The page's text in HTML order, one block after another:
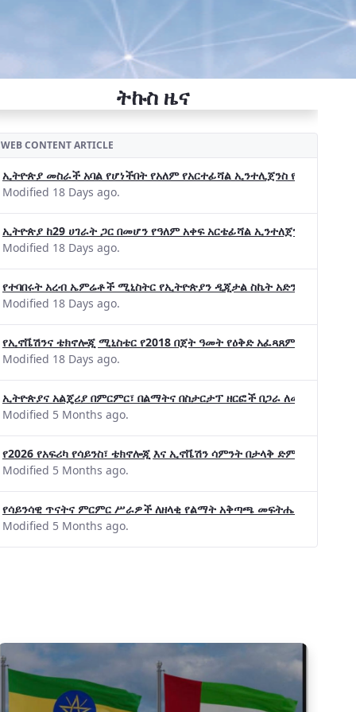
ትኩስ ዜና
WEB CONTENT ARTICLE
ኢትዮጵያ መስራች አባል የሆነችበት የአለም የአርተፊሻል ኢንተሊጀንስ የትብብር
Modified 18 Days ago.
ኢትዮጵያ ከ29 ሀገራት ጋር በመሆን የዓለም አቀፍ አርቴፊሻል ኢንተለጀንስ ትብብር
Modified 18 Days ago.
የተባበሩት አረብ ኤምሬቶች ሚኒስትር የኢትዮጵያን ዲጂታል ስኬት አድንቀዋል
Modified 18 Days ago.
የኢኖቬሽንና ቴክኖሎጂ ሚኒስቴር የ2018 በጀት ዓመት የዕቅድ አፈጻጸምና የቀጣይ
Modified 18 Days ago.
ኢትዮጵያና አልጄሪያ በምርምር፣ በልማትና በስታርታፕ ዘርፎች በጋራ ለመስራት መከሩ፡፡
Modified 5 Months ago.
የ2026 የአፍሪካ የሳይንስ፣ ቴክኖሎጂ እና ኢኖቬሽን ሳምንት በታላቅ ድምቀት
Modified 5 Months ago.
የሳይንሳዊ ጥናትና ምርምር ሥራዎች ለዘላቂ የልማት አቅጣጫ መፍትሔ ጠቋሚ
Modified 5 Months ago.